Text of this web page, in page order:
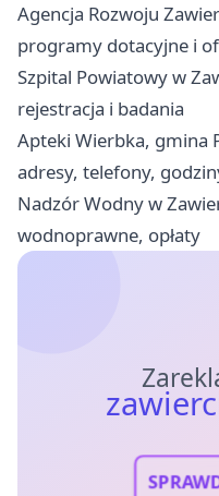
Agencja Rozwoju
programy dotacyjne i
Szpital Powiatowy w
rejestracja i badania
Apteki Wierbka, gmina
adresy, telefony,
Nadzór Wodny w
wodnoprawne, opłaty